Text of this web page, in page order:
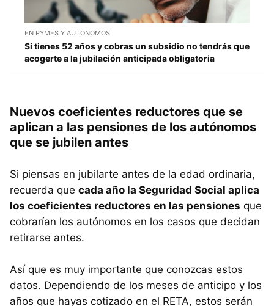
EN PYMES Y AUTONOMOS
Si tienes 52 años y cobras un subsidio no tendrás que
acogerte a la jubilación anticipada obligatoria
Nuevos coeficientes reductores que se
aplican a las pensiones de los autónomos
que se jubilen antes
Si piensas en jubilarte antes de la edad ordinaria,
recuerda que cada año la Seguridad Social aplica
los coeficientes reductores en las pensiones que
cobrarían los autónomos en los casos que decidan
retirarse antes.
Así que es muy importante que conozcas estos
datos. Dependiendo de los meses de anticipo y los
años que hayas cotizado en el RETA, estos serán